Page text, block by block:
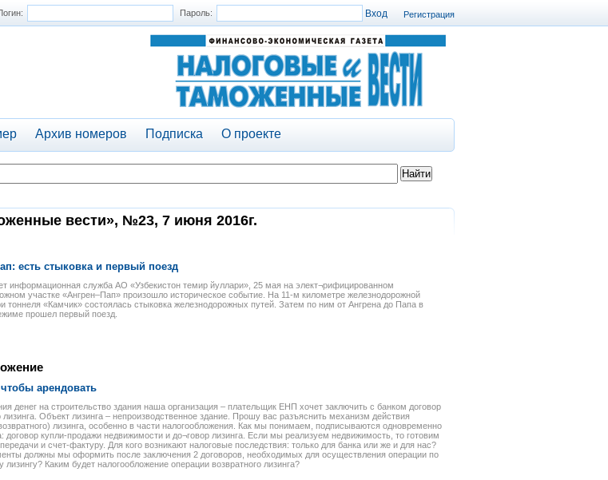
Регистрация
Пароль:
Архив номеров Подписка О проекте
вести», №23, 7 июня 2016г.
есть стыковка и первый поезд
информационная служба АО «Узбекистон темир йуллари», 25 мая на элект¬рифицированном
участке «Ангрен–Пап» произошло историческое событие. На 11-м километре железнодорожной
тоннеля «Камчик» состоялась стыковка железнодорожных путей. Затем по ним от Ангрена до Папа в
прошел первый поезд.
арендовать
денег на строительство здания наша организация – плательщик ЕНП хочет заключить с банком договор
лизинга. Объект лизинга – непроизводственное здание. Прошу вас разъяснить механизм действия
лизинга, особенно в части налогообложения. Как мы понимаем, подписываются одновременно
договор купли-продажи недвижимости и до¬говор лизинга. Если мы реализуем недвижимость, то готовим
и счет-фактуру. Для кого возникают налоговые последствия: только для банка или же и для нас?
должны мы оформить после заключения 2 договоров, необходимых для осуществления операции по
лизингу? Каким будет налогообложение операции возвратного лизинга?